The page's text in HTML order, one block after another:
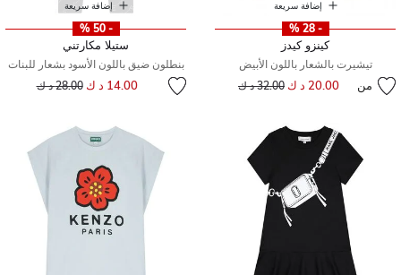
إضافة سريعة
- 28 %
كينزو كيدز
تيشيرت بالشعار باللون الأبيض
من 20.00 د ك سعر مخفض من
32.00 د ك
إضافة سريعة
- 50 %
ستيلا مكارتني
بنطلون ضيق باللون الأسود بشعار للبنات
14.00 د ك سعر مخفض من
28.00 د ك إلى